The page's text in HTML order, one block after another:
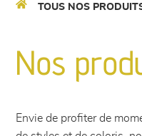
TOUS NOS
Nos
Envie de profiter de